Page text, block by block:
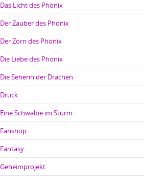
Das Licht des Phönix
Der Zauber des Phönix
Der Zorn des Phönix
Die Liebe des Phönix
Die Seherin der Drachen
Druck
Eine Schwalbe im Sturm
Fanshop
Fantasy
Geheimprojekt